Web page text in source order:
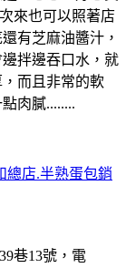
來也可以照著店
有芝麻油醬汁，
拌邊吞口水，就
而且非常的軟
肉膩........
總店.半熟蛋包銷
巷13號，電